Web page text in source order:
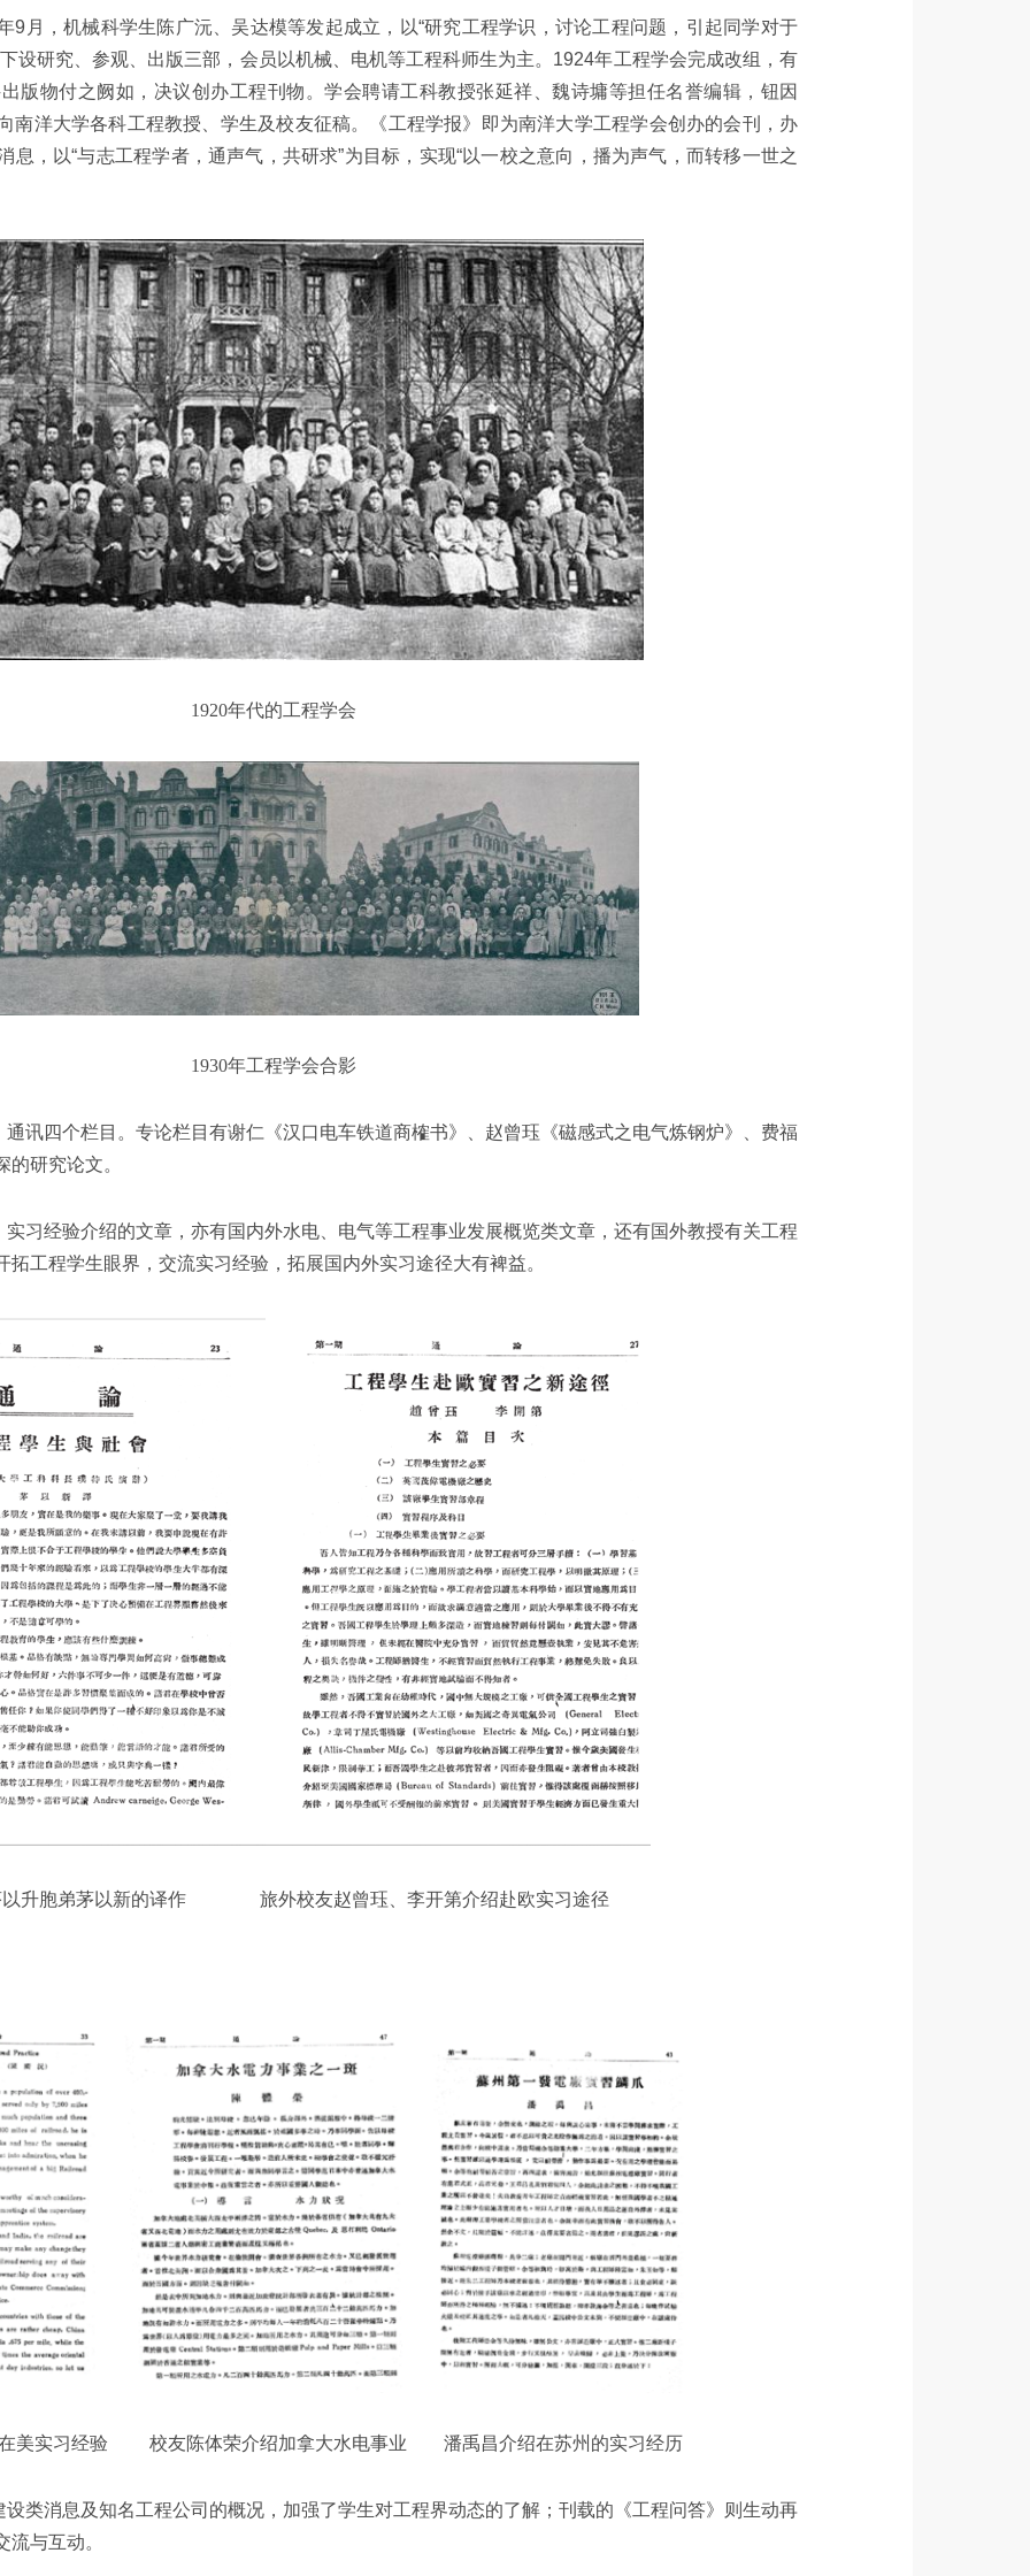
9月，机械科学生陈广沅、吴达模等发起成立，以“研究工程学识，讨论工程问题，引起同学对于
设研究、参观、出版三部，会员以机械、电机等工程科师生为主。1924年工程学会完成改组，有
版物付之阙如，决议创办工程刊物。学会聘请工科教授张延祥、魏诗墉等担任名誉编辑，钮因
南洋大学各科工程教授、学生及校友征稿。《工程学报》即为南洋大学工程学会创办的会刊，办
息，以“与志工程学者，通声气，共研求”为目标，实现“以一校之意向，播为声气，而转移一世之
1920年代的工程学会
1930年工程学会合影
讯四个栏目。专论栏目有谢仁《汉口电车铁道商榷书》、赵曾珏《磁感式之电气炼钢炉》、费福
研究论文。
习经验介绍的文章，亦有国内外水电、电气等工程事业发展概览类文章，还有国外教授有关工程
工程学生眼界，交流实习经验，拓展国内外实习途径大有裨益。
胞弟茅以新的译作 旅外校友赵曾珏、李开第介绍赴欧实习途径
在美实习经验 校友陈体荣介绍加拿大水电事业 潘禹昌介绍在苏州的实习经历
类消息及知名工程公司的概况，加强了学生对工程界动态的了解；刊载的《工程问答》则生动再
与互动。